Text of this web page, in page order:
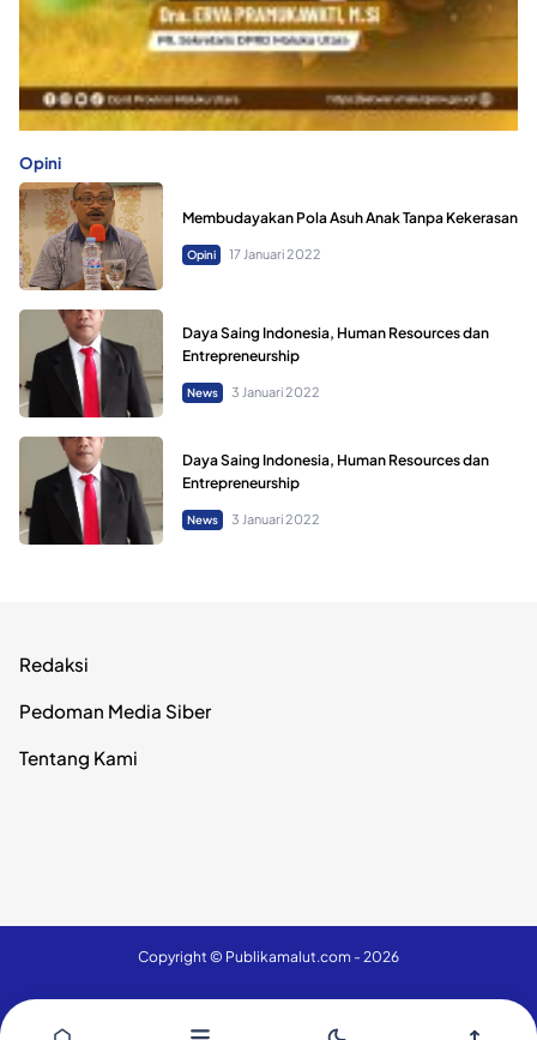
Opini
Membudayakan Pola Asuh Anak Tanpa Kekerasan
Opini 17 Januari 2022
Daya Saing Indonesia, Human Resources dan
Entrepreneurship
News 3 Januari 2022
Daya Saing Indonesia, Human Resources dan
Entrepreneurship
News 3 Januari 2022
Redaksi
Pedoman Media Siber
Tentang Kami
Copyright © Publikamalut.com - 2026